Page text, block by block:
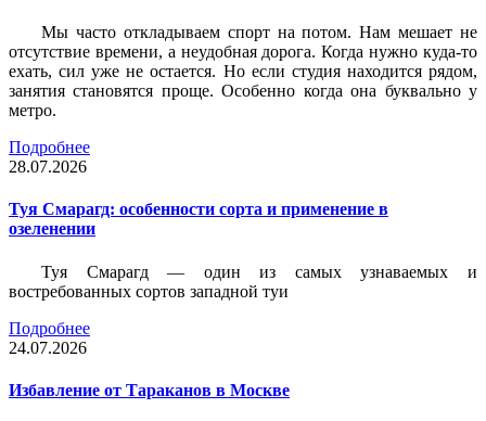
Мы часто откладываем спорт на потом. Нам мешает не
отсутствие времени, а неудобная дорога. Когда нужно куда-то
ехать, сил уже не остается. Но если студия находится рядом,
занятия становятся проще. Особенно когда она буквально у
метро.
Подробнее
28.07.2026
Туя Смарагд: особенности сорта и применение в
озеленении
Туя Смарагд — один из самых узнаваемых и
востребованных сортов западной туи
Подробнее
24.07.2026
Избавление от Тараканов в Москве